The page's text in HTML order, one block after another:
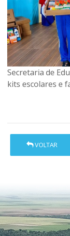
Secretaria de
kits escolares e
VOLTAR